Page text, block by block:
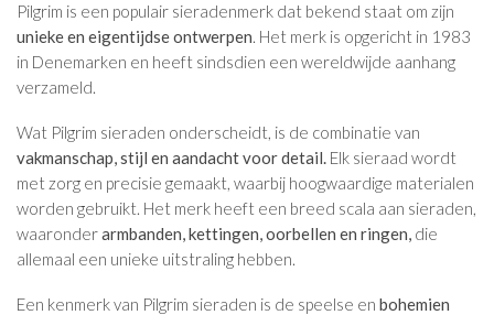
Pilgrim is een populair sieradenmerk dat bekend staat om zijn
unieke en eigentijdse ontwerpen. Het merk is opgericht in 1983
in Denemarken en heeft sindsdien een wereldwijde aanhang
verzameld.
Wat Pilgrim sieraden onderscheidt, is de combinatie van
vakmanschap, stijl en aandacht voor detail. Elk sieraad wordt
met zorg en precisie gemaakt, waarbij hoogwaardige materialen
worden gebruikt. Het merk heeft een breed scala aan sieraden,
waaronderarmbanden, kettingen, oorbellen en ringen, die
allemaal een unieke uitstraling hebben.
Een kenmerk van Pilgrim sieraden is de speelse en bohemien